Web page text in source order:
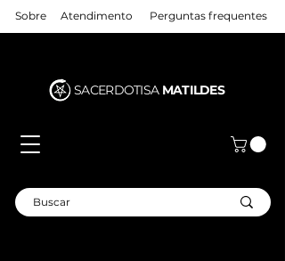
Sobre Atendimento Perguntas frequentes
SACERDOTISA MATILDES